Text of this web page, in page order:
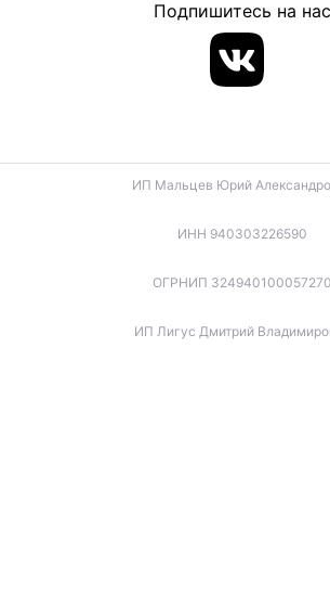
Подпишитесь на нас
ИП Мальцев Юрий
ИНН 940303226590
ОГРНИП 324940100057270
ИП Лигус Дмитрий